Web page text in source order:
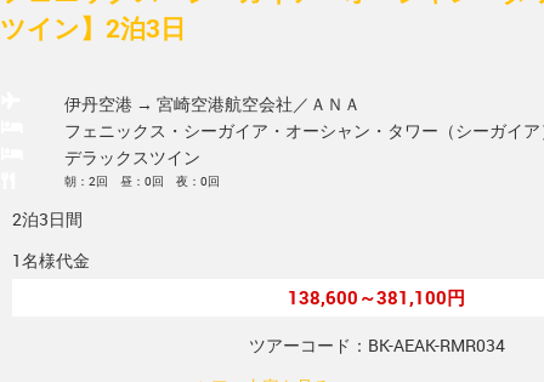
ツイン】2泊3日
伊丹空港 → 宮崎空港航空会社／ＡＮＡ
フェニックス・シーガイア・オーシャン・タワー（シーガイ
デラックスツイン
朝：2回 昼：0回 夜：0回
2泊3日間
1名様代金
138,600～381,100円
ツアーコード：BK-AEAK-RMR034